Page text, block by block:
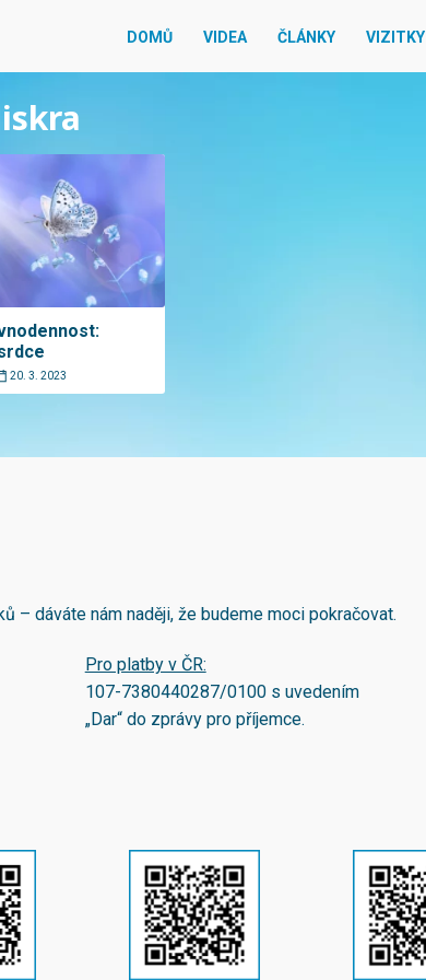
DOMŮ VIDEA ČLÁNKY VIZITKY
20. 3. 2023
– dáváte nám naději, že budeme moci pokračovat.
Pro platby v ČR:
107-7380440287/0100s uvedením
„Dar“ do zprávy pro příjemce.